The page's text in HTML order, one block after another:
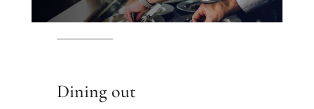
Dining out